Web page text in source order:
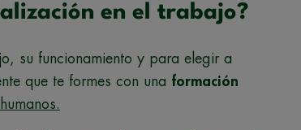
en el trabajo?
su funcionamiento y para elegir a
que te formes con una formación